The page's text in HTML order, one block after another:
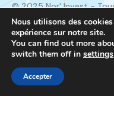
© 2025 Nor' Invest -
réalisation du site :
Nous utilisons des
expérience sur notre site.
You can find out more
switch them off in settings
AccepterNor’ Invest